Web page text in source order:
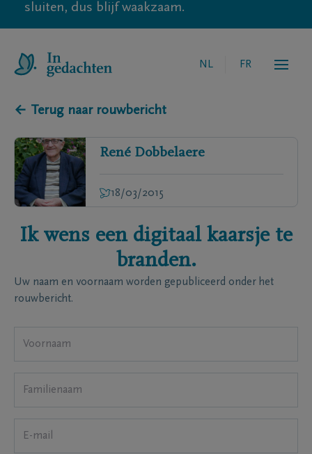
sluiten, dus blijf waakzaam.
NL FR
← Terug naar rouwbericht
René Dobbelaere
18/03/2015
Ik wens een digitaal kaarsje te
branden.
Uw naam en voornaam worden gepubliceerd onder het
rouwbericht.